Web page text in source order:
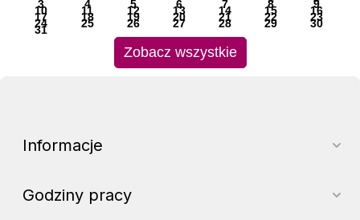
3 4 5 6 7 8 9
10 11 12 13 14 15 16
17 18 19 20 21 22 23
24 25 26 27 28 29 30
31
Zobacz wszystkie
Informacje
Godziny pracy